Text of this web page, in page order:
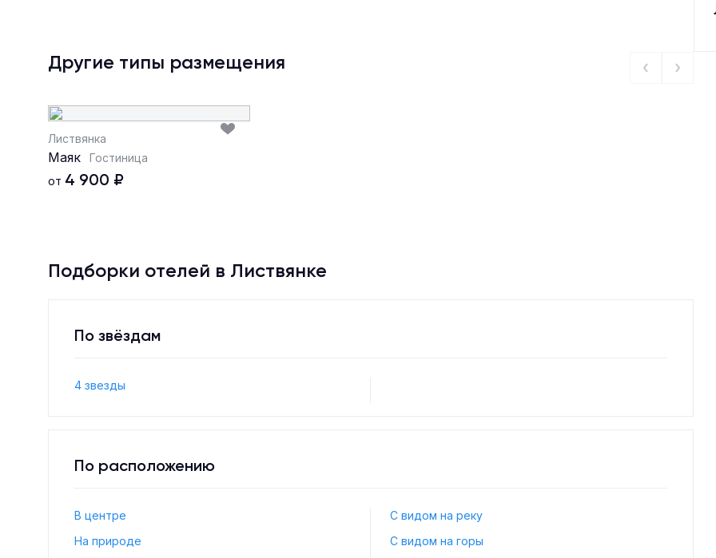
Другие типы размещения
Листвянка
Маяк
Гостиница
от 4 900 ₽
Подборки отелей в Листвянке
По звёздам
4 звезды
По расположению
В центре
С видом на реку
На природе
С видом на горы